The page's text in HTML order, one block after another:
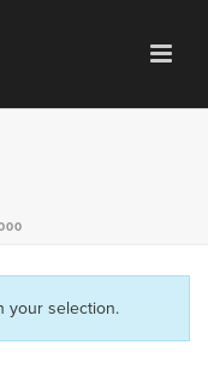
your selection.